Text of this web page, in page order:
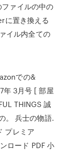
ァイルの中の
置き換える
イル内全ての
での&
年 3月号 [ 部屋
THINGS 誠
。 兵士の物語.
プレミア
ロード PDF 小